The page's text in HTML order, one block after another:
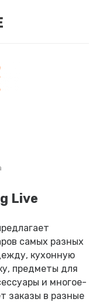
Live
самых разных
кухонную
предметы для
и многое-
заказы в разные